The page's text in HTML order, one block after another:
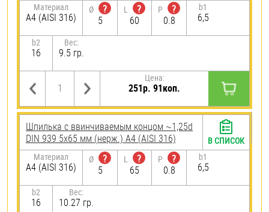
Материал
A4 (AISI 316)
Ø
?
5
L
?
60
P
?
0.8
b1
6,5
b2
16
Вес:
9.5 гр.
Цена:
251р. 91коп.
Шпилька c ввинчиваемым концом ~1,25d
DIN 939 5х65 мм (нерж.) A4 (AISI 316)
Материал
A4 (AISI 316)
Ø
?
5
L
?
65
P
?
0.8
b1
6,5
b2
16
Вес:
10.27 гр.
В СПИСОК